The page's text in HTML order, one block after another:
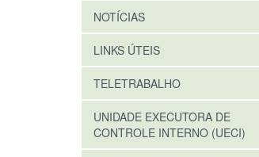
NOTÍCIAS
LINKS ÚTEIS
TELETRABALHO
UNIDADE EXECUTORA DE
CONTROLE INTERNO (UECI)